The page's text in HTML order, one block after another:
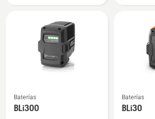
Ver
más
Baterías
BLi300
Ver
más
Baterías
BLi30